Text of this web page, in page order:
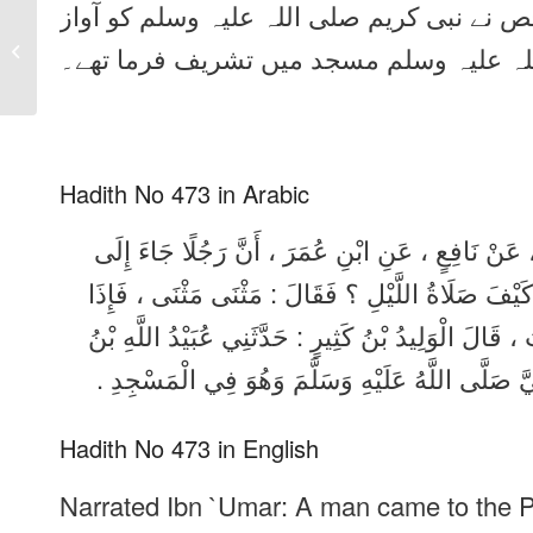
نے نبی کریم صلی اللہ علیہ وسلم کو آواز
علیہ وسلم مسجد میں تشریف فرما تھے۔
Hadith No 473 in Arabic
عَنْ نَافِعٍ ، عَنِ ابْنِ عُمَرَ ، أَنَّ رَجُلًا جَاءَ إِلَى
صَلَاةُ اللَّيْلِ ؟ فَقَالَ : مَثْنَى مَثْنَى ، فَإِذَا
الْوَلِيدُ بْنُ كَثِيرٍ : حَدَّثَنِي عُبَيْدُ اللَّهِ بْنُ
صَلَّى اللَّهُ عَلَيْهِ وَسَلَّمَ وَهُوَ فِي الْمَسْجِدِ .
Hadith No 473 in English
Narrated Ibn `Umar: A man came to the
Sahih Bukhari Hadith
No 472 in Urdu, Arabic
and English